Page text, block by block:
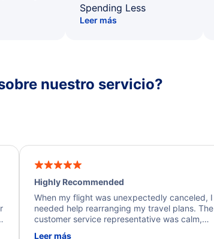
Spending Less
Leer más
nuestro servicio?
Highly Recommended
When my flight was unexpectedly canceled, I
needed help rearranging my travel plans. The
customer service representative was calm,
Leer más